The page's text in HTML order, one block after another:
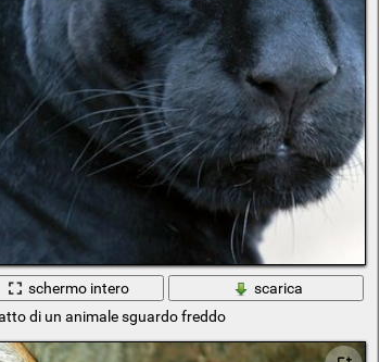
ovviamente, ma c'è molta anima in lui
schermo intero
scarica
di un animale sguardo freddo